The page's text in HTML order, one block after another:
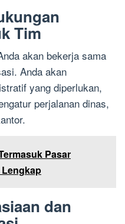
Tim
akan bekerja sama
Anda akan
yang diperlukan,
perjalanan dinas,
Pasar
dan